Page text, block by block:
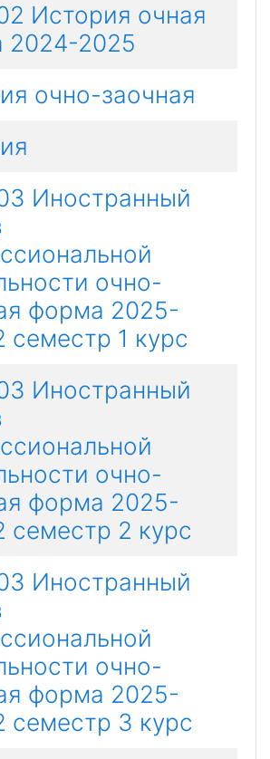
История очная
2024-2025
очно-заочная
Иностранный
очно-
форма 2025-
семестр 1 курс
Иностранный
очно-
форма 2025-
семестр 2 курс
Иностранный
очно-
форма 2025-
семестр 3 курс